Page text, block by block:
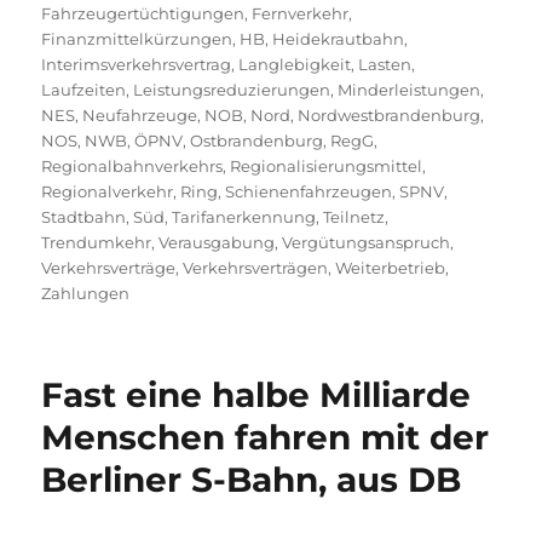
Fahrzeugertüchtigungen, Fernverkehr,
Finanzmittelkürzungen, HB, Heidekrautbahn,
Interimsverkehrsvertrag, Langlebigkeit, Lasten,
Laufzeiten, Leistungsreduzierungen, Minderleistungen,
NES, Neufahrzeuge, NOB, Nord, Nordwestbrandenburg,
NOS, NWB,ÖPNV,Ostbrandenburg, RegG,
Regionalbahnverkehrs, Regionalisierungsmittel,
Regionalverkehr, Ring,Schienenfahrzeugen,SPNV,
Stadtbahn,Süd,Tarifanerkennung,Teilnetz,
Trendumkehr,Verausgabung,Vergütungsanspruch,
Verkehrsverträge,Verkehrsverträgen,Weiterbetrieb,
Zahlungen
Fast eine halbe Milliarde
Menschen fahren mit der
Berliner S-Bahn, aus DB